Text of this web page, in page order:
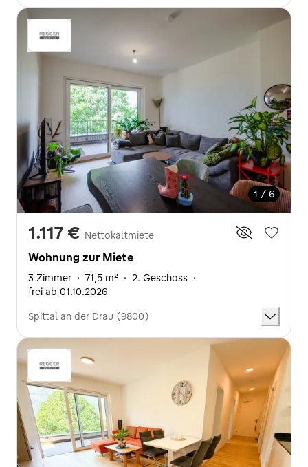
1 / 6
1.117 € Nettokaltmiete
Wohnung zur Miete
3 Zimmer · 71,5 m² · 2. Geschoss ·
frei ab 01.10.2026
Spittal an der Drau (9800)